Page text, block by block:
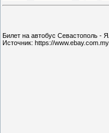
Билет на автобус Севастополь -
Источник: https://